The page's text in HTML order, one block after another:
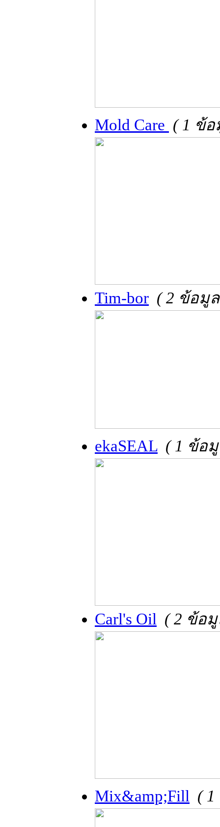
Mold Care ( 1 ข้อ
Tim-bor ( 2 ข้อมู
ekaSEAL ( 1 ข้อ
Carl's Oil ( 2 ข้อ
Mix&amp;Fill (